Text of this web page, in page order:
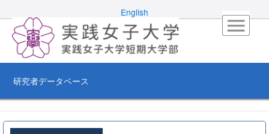
English
研究者データベース